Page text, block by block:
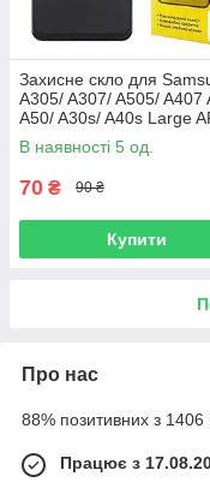
Захисне скло для
A305/ A307/ A505/ A407
A50/ A30s/ A40s Large
(0.3 мм, чорне)
В наявності 5 од.
70 ₴ 90 ₴
Купити
Про нас
88% позитивних з 1406
Працює з